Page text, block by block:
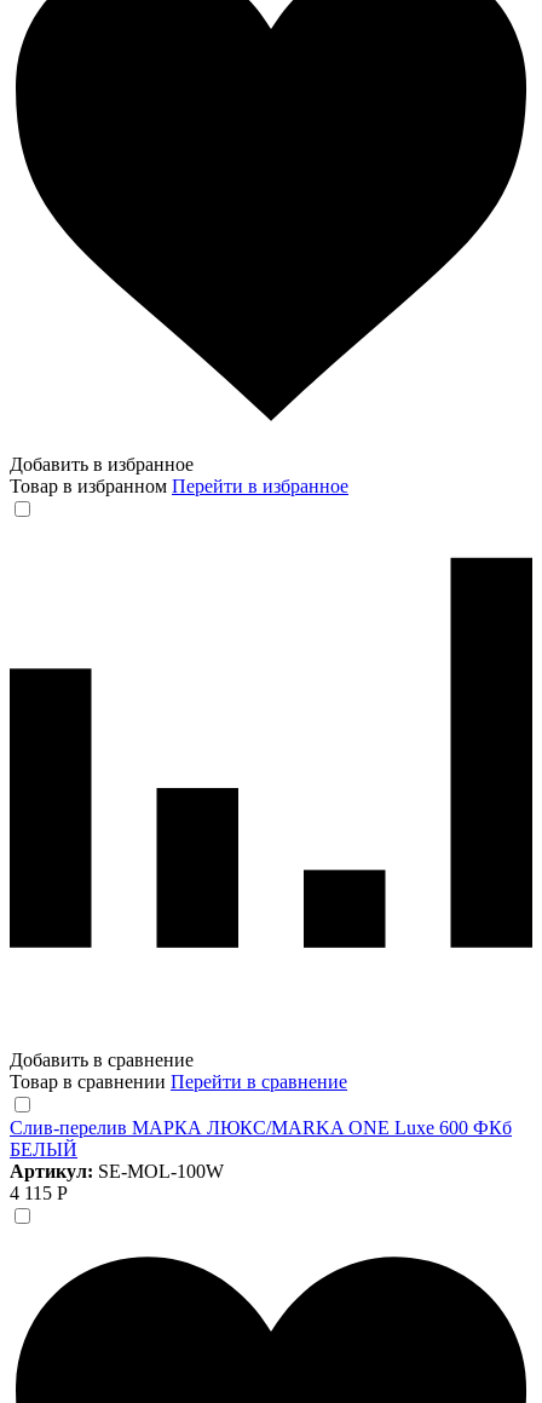
Добавить в избранное
Товар в избранном Перейти в избранное
Добавить в сравнение
Товар в сравнении Перейти в сравнение
Слив-перелив МАРКА ЛЮКС/MARKA ONE Luxe 600 ФКб
БЕЛЫЙ
Артикул: SE-MOL-100W
4 115 Р